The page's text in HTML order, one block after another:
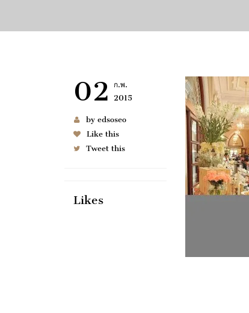
02
ก.พ.
2015
by edsoseo
Like this
Tweet this
Likes